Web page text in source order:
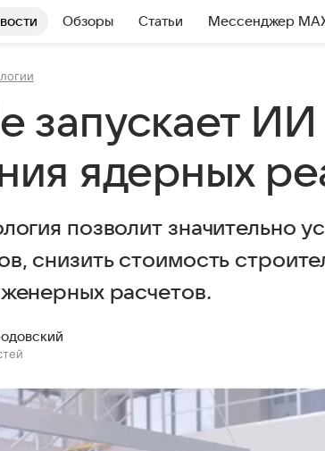
Обзоры Статьи Мессенджер
запускает ИИ
ядерных
позволит значительно
снизить стоимость
расчетов.